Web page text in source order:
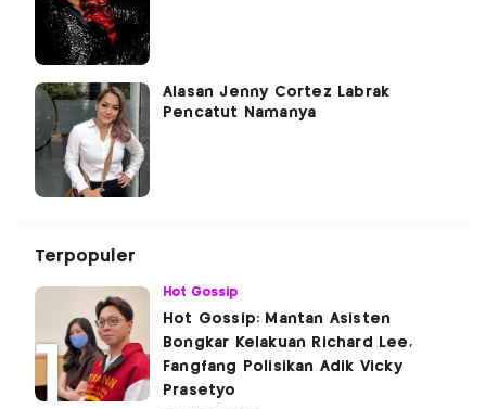
Alasan Jenny Cortez Labrak
Pencatut Namanya
Terpopuler
Hot Gossip
Hot Gossip: Mantan Asisten
Bongkar Kelakuan Richard Lee,
Fangfang Polisikan Adik Vicky
Prasetyo